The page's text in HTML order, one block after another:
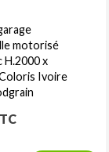
motorisé
H.2000 x
Ivoire